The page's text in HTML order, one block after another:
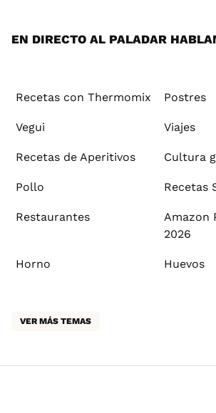
EN DIRECTO AL PALADAR
Recetas con Thermomix Postres
Vegui Viajes
Recetas de Aperitivos Cultura
Pollo Recetas
Restaurantes
Amazon
2026
Horno Huevos
VER MÁS TEMAS